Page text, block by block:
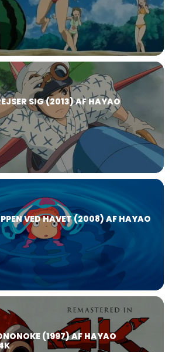
SIG (2013) AF HAYAO
VED HAVET (2008) AF HAYAO
(1997) AF HAYAO